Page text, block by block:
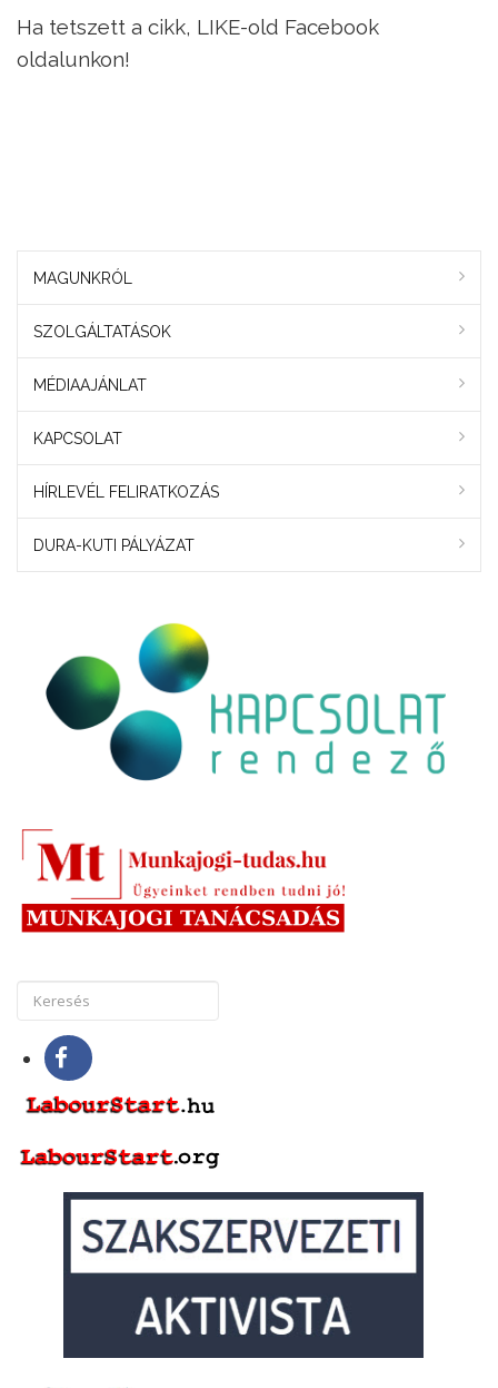
Ha tetszett a cikk, LIKE-old Facebook
oldalunkon!
MAGUNKRÓL
SZOLGÁLTATÁSOK
MÉDIAAJÁNLAT
KAPCSOLAT
HÍRLEVÉL FELIRATKOZÁS
DURA-KUTI PÁLYÁZAT